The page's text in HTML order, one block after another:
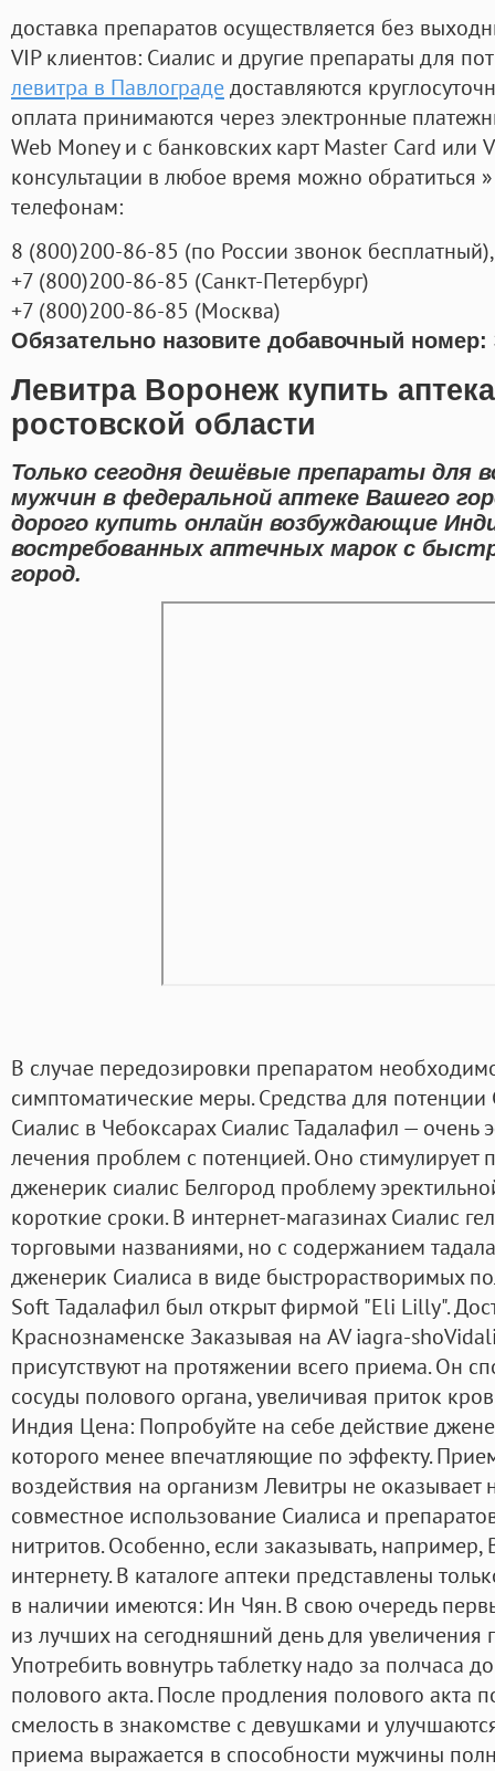
доставка препаратов осуществляется без
VIP клиентов: Сиалис и другие препараты для
левитра в Павлоградедоставляются
оплата принимаются через электронные
Web Money и с банковских карт Master Card или
консультации в любое время можно обратиться
телефонам:
8 (800)200-86-85 (по России звонок бесплатный),
+7 (800)200-86-85 (Санкт-Петербург)
+7 (800)200-86-85 (Москва)
Обязательно назовите добавочный номер:
Левитра Воронеж купить
ростовской области
Только сегодня дешёвые препараты для
мужчин в федеральной аптеке Вашего
дорого купить онлайн возбуждающие
востребованных аптечных марок с
город.
В случае передозировки препаратом
симптоматические меры. Средства для
Сиалис в Чебоксарах Сиалис Тадалафил —
лечения проблем с потенцией. Оно стимулирует
дженерик сиалис Белгород проблему
короткие сроки. В интернет-магазинах Сиалис
торговыми названиями, но с содержанием
дженерик Сиалиса в виде быстрорастворимых
Soft Тадалафил был открыт фирмой "Eli Lilly".
Краснознаменске Заказывая на AV iagra-
присутствуют на протяжении всего приема. Он
сосуды полового органа, увеличивая приток
Индия Цена: Попробуйте на себе действие
которого менее впечатляющие по эффекту.
воздействия на организм Левитры не
совместное использование Сиалиса и
нитритов. Особенно, если заказывать,
интернету. В каталоге аптеки представлены
в наличии имеются: Ин Чян. В свою очередь
из лучших на сегодняшний день для увеличения
Употребить вовнутрь таблетку надо за полчаса
полового акта. После продления полового акта
смелость в знакомстве с девушками и
приема выражается в способности мужчины